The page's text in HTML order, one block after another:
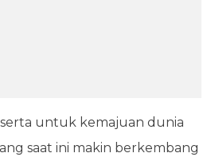
serta untuk kemajuan dunia
saat ini makin berkembang